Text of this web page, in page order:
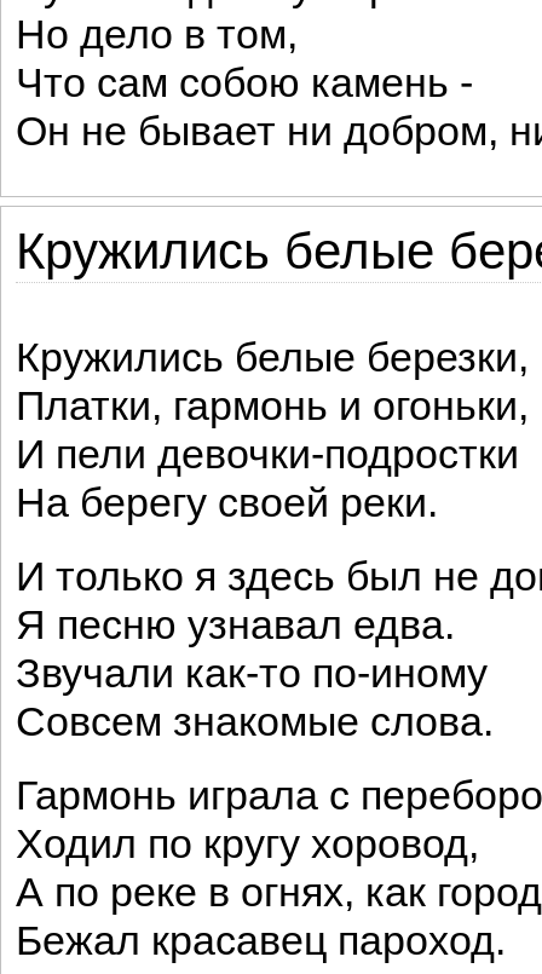
Но дело в том,
Что сам собою камень -
Он не бывает ни добром,
Кружились белые
Кружились белые березки,
Платки, гармонь и огоньки,
И пели девочки-подростки
На берегу своей реки.
И только я здесь был не
Я песню узнавал едва.
Звучали как-то по-иному
Совсем знакомые слова.
Гармонь играла с
Ходил по кругу хоровод,
А по реке в огнях, как
Бежал красавец пароход.